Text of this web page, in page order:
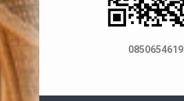
0850654619